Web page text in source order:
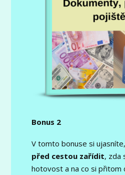
Bonus 2
V tomto bonuse si ujasníte,
před cestou zařídit, zda
hotovost a na co si přitom